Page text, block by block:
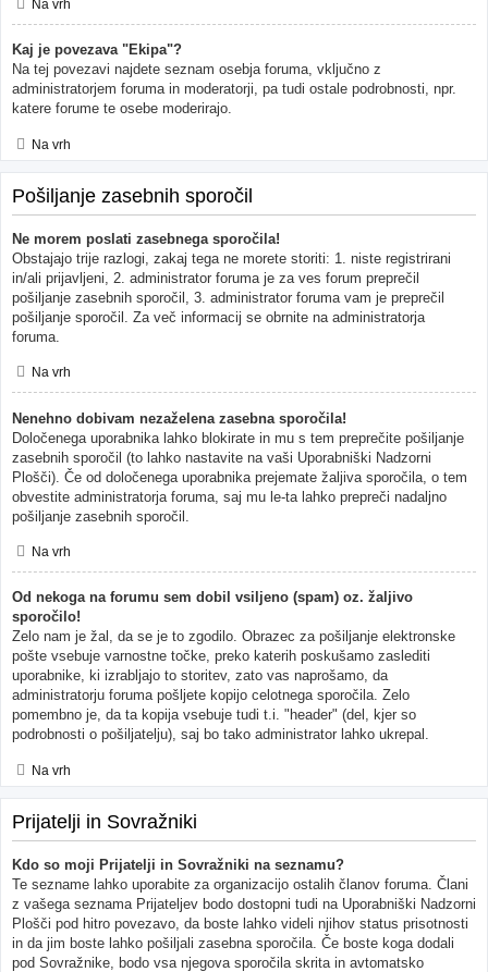
Na vrh
Kaj je povezava "Ekipa"?
Na tej povezavi najdete seznam osebja foruma, vključno z
administratorjem foruma in moderatorji, pa tudi ostale podrobnosti, npr.
katere forume te osebe moderirajo.
Na vrh
Pošiljanje zasebnih sporočil
Ne morem poslati zasebnega sporočila!
Obstajajo trije razlogi, zakaj tega ne morete storiti: 1. niste registrirani
in/ali prijavljeni, 2. administrator foruma je za ves forum preprečil
pošiljanje zasebnih sporočil, 3. administrator foruma vam je preprečil
pošiljanje sporočil. Za več informacij se obrnite na administratorja
foruma.
Na vrh
Nenehno dobivam nezaželena zasebna sporočila!
Določenega uporabnika lahko blokirate in mu s tem preprečite pošiljanje
zasebnih sporočil (to lahko nastavite na vaši Uporabniški Nadzorni
Plošči). Če od določenega uporabnika prejemate žaljiva sporočila, o tem
obvestite administratorja foruma, saj mu le-ta lahko prepreči nadaljno
pošiljanje zasebnih sporočil.
Na vrh
Od nekoga na forumu sem dobil vsiljeno (spam) oz. žaljivo
sporočilo!
Zelo nam je žal, da se je to zgodilo. Obrazec za pošiljanje elektronske
pošte vsebuje varnostne točke, preko katerih poskušamo zaslediti
uporabnike, ki izrabljajo to storitev, zato vas naprošamo, da
administratorju foruma pošljete kopijo celotnega sporočila. Zelo
pomembno je, da ta kopija vsebuje tudi t.i. "header" (del, kjer so
podrobnosti o pošiljatelju), saj bo tako administrator lahko ukrepal.
Na vrh
Prijatelji in Sovražniki
Kdo so moji Prijatelji in Sovražniki na seznamu?
Te sezname lahko uporabite za organizacijo ostalih članov foruma. Člani
z vašega seznama Prijateljev bodo dostopni tudi na Uporabniški Nadzorni
Plošči pod hitro povezavo, da boste lahko videli njihov status prisotnosti
in da jim boste lahko pošiljali zasebna sporočila. Če boste koga dodali
pod Sovražnike, bodo vsa njegova sporočila skrita in avtomatsko